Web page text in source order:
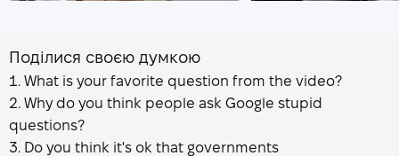
Поділися своєю думкою
What is your favorite question from the video?
Why do you think people ask Google stupid
questions?
Do you think it's ok that governments